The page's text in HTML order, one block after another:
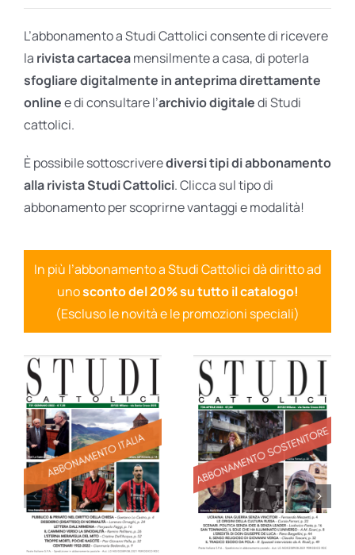
Ares Gold
Ares Digital
Ares Gift Card
L’abbonamento a Studi Cattolici consente di ricevere
la rivista cartaceamensilmente a casa, di poterla
sfogliare digitalmente in anteprima direttamente
onlinee di consultare l’archivio digitaledi Studi
cattolici.
È possibile sottoscriverediversi tipi di abbonamento
alla rivista Studi Cattolici. Clicca sul tipo di
abbonamento per scoprirne vantaggi e modalità!
In più l’abbonamento a Studi Cattolici dà diritto ad
unosconto del 20% su tutto il catalogo!
(Escluso le novità e le promozioni speciali)